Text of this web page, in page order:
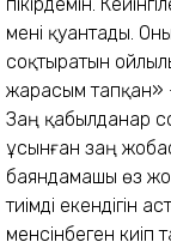
мені қуантады.
соқтыратын
жарасым тапқан» –
Заң қабылданар
ұсынған заң
баяндамашы өз
тиімді екендігін
менсінбеген киіп